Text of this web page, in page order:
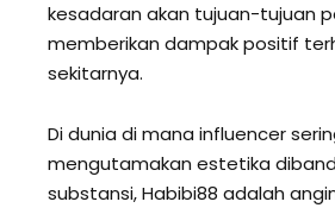
kesadaran akan tujuan-tujuan
memberikan dampak positif
sekitarnya.
Di dunia di mana influencer
mengutamakan estetika
substansi, Habibi88 adalah